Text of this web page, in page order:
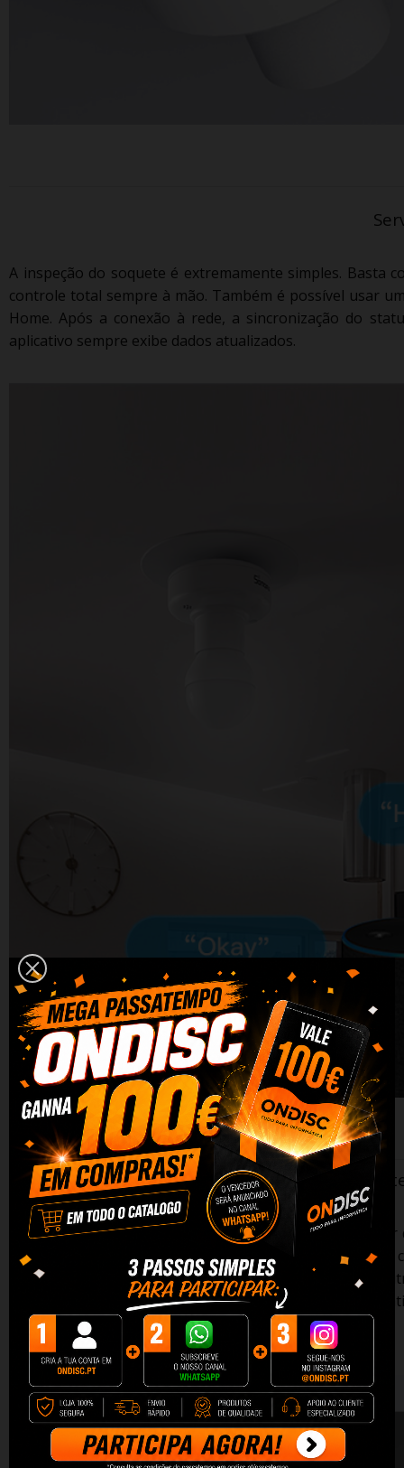
A inspeção do soquete é extremamente simples. Basta
controle total sempre à mão. Também é possível usar
Home.Após a conexão à rede, a sincronização do
aplicativo sempre exibe dados atualizados.
Controle
Os usuários podem agendar horários para ligar/
após o horário especificado.Para que a lâmpada seja
podem simplesmente compartilhar o dispositivo com
vantagem do soquete Slampher R2 é o suporte para
com soquete E27.